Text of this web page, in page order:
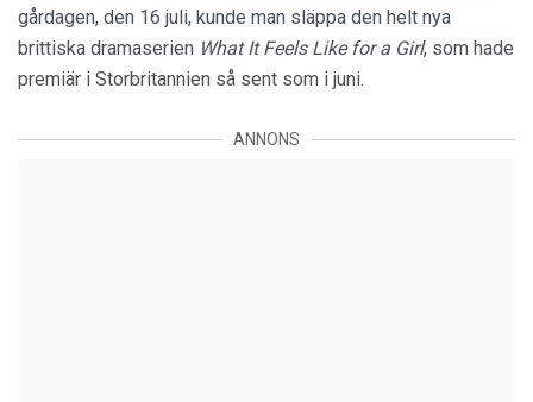
gårdagen, den 16 juli, kunde man släppa den helt nya
brittiska dramaserien What It Feels Like for a Girl, som hade
premiär i Storbritannien så sent som i juni.
ANNONS